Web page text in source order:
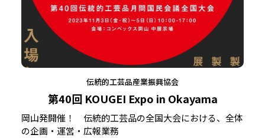
第40回 KOUGEI Expo in Okayama
伝統的工芸品産業振興協会
岡山発開催！ 伝統的工芸品の全国大会における、全体
の企画・運営・広報業務